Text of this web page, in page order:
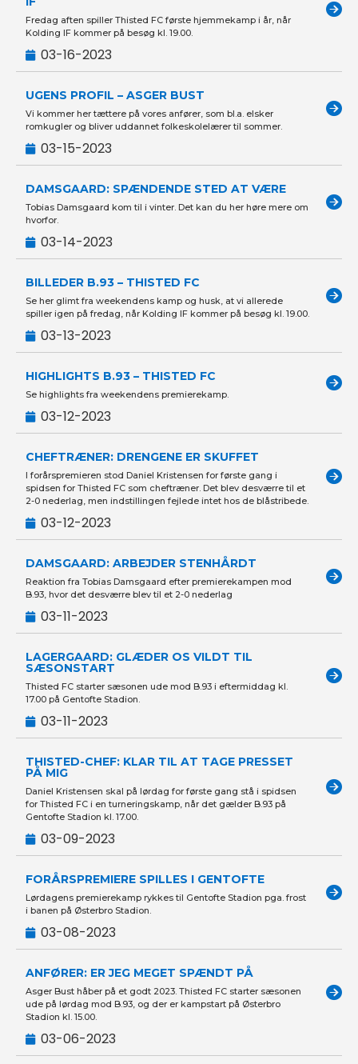
Fredag aften spiller Thisted FC første hjemmekamp i år, når
Kolding IF kommer på besøg kl. 19.00.
03-16-2023
UGENS PROFIL – ASGER BUST
Vi kommer her tættere på vores anfører, som bl.a. elsker
romkugler og bliver uddannet folkeskolelærer til sommer.
03-15-2023
DAMSGAARD: SPÆNDENDE STED AT VÆRE
Tobias Damsgaard kom til i vinter. Det kan du her høre mere om
hvorfor.
03-14-2023
BILLEDER B.93 – THISTED FC
Se her glimt fra weekendens kamp og husk, at vi allerede
spiller igen på fredag, når Kolding IF kommer på besøg kl. 19.00.
03-13-2023
HIGHLIGHTS B.93 – THISTED FC
Se highlights fra weekendens premierekamp.
03-12-2023
CHEFTRÆNER: DRENGENE ER SKUFFET
I forårspremieren stod Daniel Kristensen for første gang i
spidsen for Thisted FC som cheftræner. Det blev desværre til et
2-0 nederlag, men indstillingen fejlede intet hos de blåstribede.
03-12-2023
DAMSGAARD: ARBEJDER STENHÅRDT
Reaktion fra Tobias Damsgaard efter premierekampen mod
B.93, hvor det desværre blev til et 2-0 nederlag
03-11-2023
LAGERGAARD: GLÆDER OS VILDT TIL
SÆSONSTART
Thisted FC starter sæsonen ude mod B.93 i eftermiddag kl.
17.00 på Gentofte Stadion.
03-11-2023
THISTED-CHEF: KLAR TIL AT TAGE PRESSET
PÅ MIG
Daniel Kristensen skal på lørdag for første gang stå i spidsen
for Thisted FC i en turneringskamp, når det gælder B.93 på
Gentofte Stadion kl. 17.00.
03-09-2023
FORÅRSPREMIERE SPILLES I GENTOFTE
Lørdagens premierekamp rykkes til Gentofte Stadion pga. frost
i banen på Østerbro Stadion.
03-08-2023
ANFØRER: ER JEG MEGET SPÆNDT PÅ
Asger Bust håber på et godt 2023. Thisted FC starter sæsonen
ude på lørdag mod B.93, og der er kampstart på Østerbro
Stadion kl. 15.00.
03-06-2023